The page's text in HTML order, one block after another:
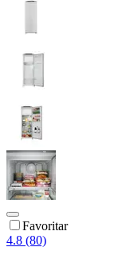
Favoritar
4.8 (80)